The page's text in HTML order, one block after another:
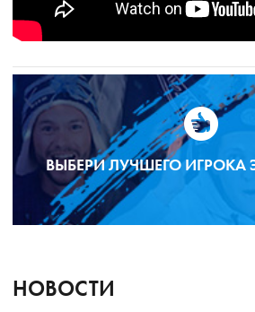
ВЫБЕРИ ЛУЧШЕГО ИГРОКА
НОВОСТИ